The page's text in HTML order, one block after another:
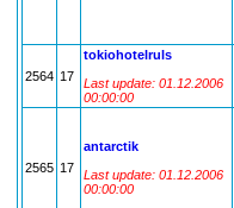
2564 17
tokiohotelruls
Last update: 01.12.2006
00:00:00
2565 17
antarctik
Last update: 01.12.2006
00:00:00